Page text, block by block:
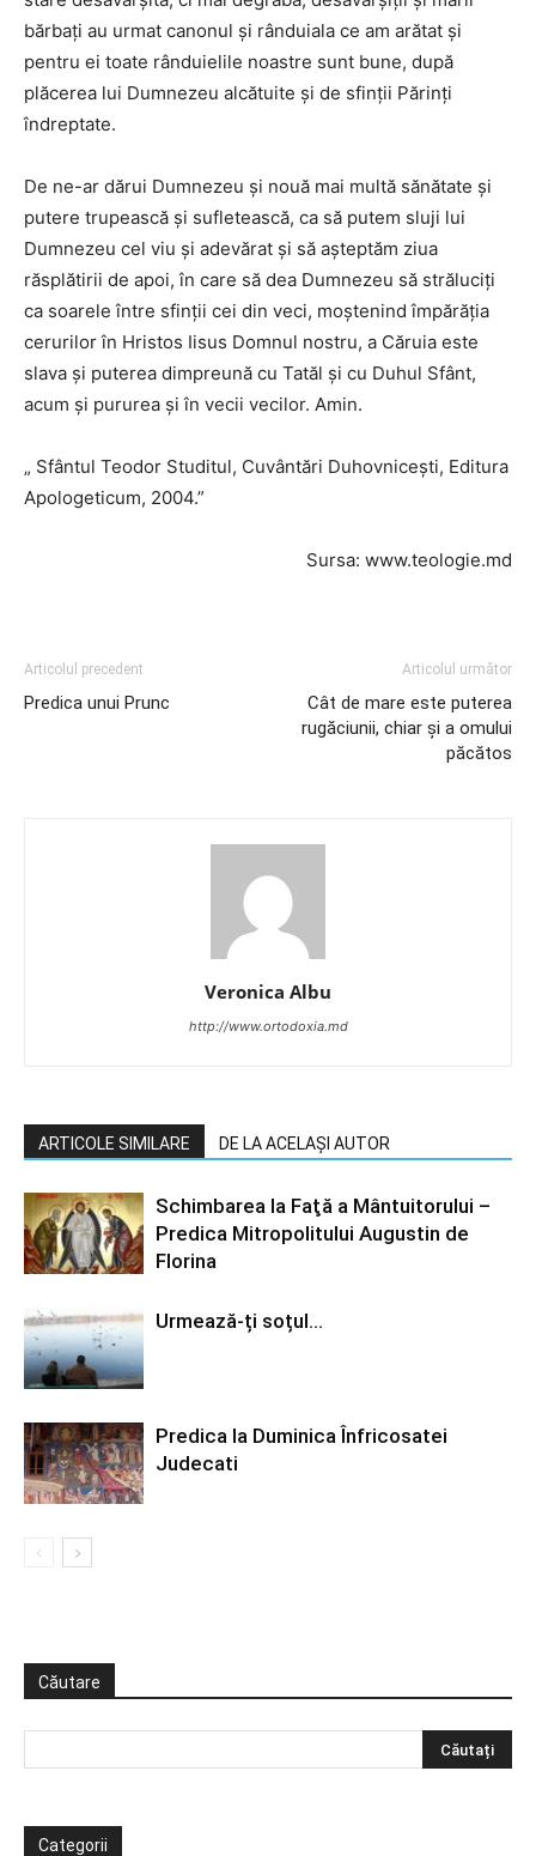
bărbaţi au urmat canonul şi rânduiala ce am arătat şi
pentru ei toate rânduielile noastre sunt bune, după
plăcerea lui Dumnezeu alcătuite şi de sfinţii Părinţi
îndreptate.
De ne-ar dărui Dumnezeu şi nouă mai multă sănătate şi
putere trupească şi sufletească, ca să putem sluji lui
Dumnezeu cel viu şi adevărat şi să aşteptăm ziua
răsplătirii de apoi, în care să dea Dumnezeu să străluciţi
ca soarele între sfinţii cei din veci, moştenind împărăţia
cerurilor în Hristos Iisus Domnul nostru, a Căruia este
slava şi puterea dimpreună cu Tatăl şi cu Duhul Sfânt,
acum şi pururea şi în vecii vecilor. Amin.
„ Sfântul Teodor Studitul, Cuvântări Duhovnicești, Editura
Apologeticum, 2004.”
Sursa: www.teologie.md
Articolul precedent
Predica unui Prunc
Articolul următor
Cât de mare este puterea
rugăciunii, chiar și a omului
păcătos
Veronica Albu
http://www.ortodoxia.md
ARTICOLE SIMILARE DE LA ACELAȘI AUTOR
Schimbarea la Faţă a Mântuitorului –
Predica Mitropolitului Augustin de
Florina
Urmează-ți soțul…
Predica la Duminica Înfricosatei
Judecati
Căutare
Categorii